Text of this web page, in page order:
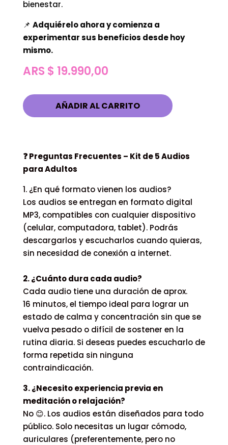
bienestar.
📌 Adquiérelo ahora y comienza a
experimentar sus beneficios desde hoy
mismo.
ARS $ 19.990,00
AÑADIR AL CARRITO
❓ Preguntas Frecuentes – Kit de 5 Audios
para Adultos
1. ¿En qué formato vienen los audios?
Los audios se entregan en formato digital
MP3, compatibles con cualquier dispositivo
(celular, computadora, tablet). Podrás
descargarlos y escucharlos cuando quieras,
sin necesidad de conexión a internet.
2. ¿Cuánto dura cada audio?
Cada audio tiene una duración de aprox.
16 minutos, el tiempo ideal para lograr un
estado de calma y concentración sin que se
vuelva pesado o difícil de sostener en la
rutina diaria. Si deseas puedes escucharlo de
forma repetida sin ninguna
contraindicación.
3. ¿Necesito experiencia previa en
meditación o relajación?
No 😊. Los audios están diseñados para todo
público. Solo necesitas un lugar cómodo,
auriculares (preferentemente, pero no